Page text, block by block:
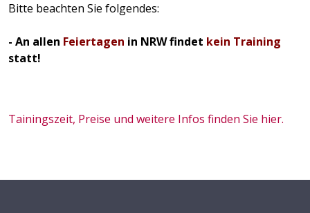
Bitte beachten Sie folgendes:
- An allen Feiertagen in NRW findet kein Training
statt!
Tainingszeit, Preise und weitere Infos finden Sie hier.